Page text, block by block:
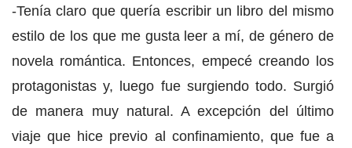
-Tenía claro que quería escribir un libro del mismo
estilo de los que me gusta leer a mí, de género de
novela romántica. Entonces, empecé creando los
protagonistas y, luego fue surgiendo todo. Surgió
de manera muy natural. A excepción del último
viaje que hice previo al confinamiento, que fue a